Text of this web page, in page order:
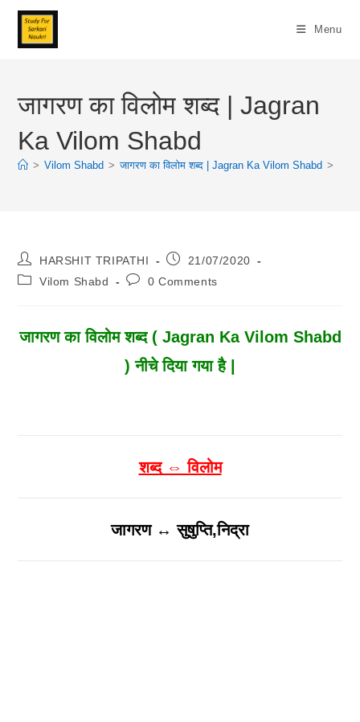
Skip
Content
Menu
जागरण का विलोम शब्द | Jagran
Ka Vilom Shabd
> Vilom Shabd > जागरण का विलोम शब्द | Jagran Ka Vilom Shabd >
Post
Author:
HARSHIT TRIPATHI
Post21/07/2020
PostVilom Shabd
Post0 Comments
जागरणका विलोम शब्द ( Jagran Ka Vilom Shabd
) नीचे दिया गया है |
शब्द ⇔ विलोम
जागरण ↔ सुषुप्ति,निद्रा